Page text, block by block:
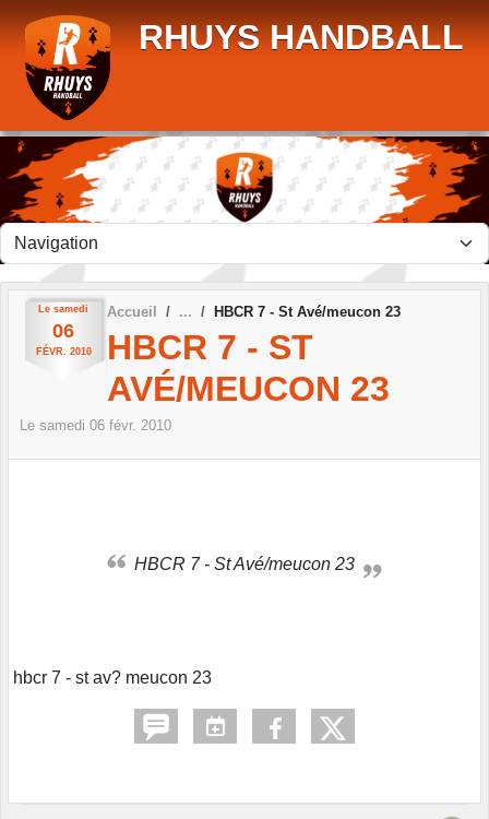
RHUYS HANDBALL
Le samedi
06
FÉVR. 2010
Accueil HBCR 7 - St Avé/meucon 23
HBCR 7 - ST
AVÉ/MEUCON 23
Le samedi 06 févr. 2010
HBCR 7 - St Avé/meucon 23
hbcr 7 - st av? meucon 23
Panneau de gestion des cookies